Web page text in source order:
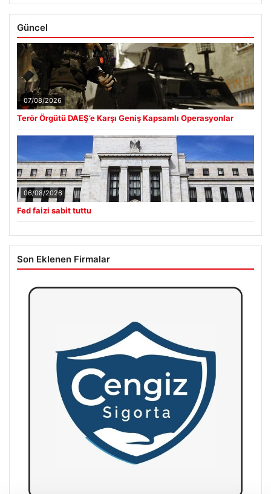
Güncel
07/08/2026
Terör Örgütü DAEŞ’e Karşı Geniş Kapsamlı Operasyonlar
06/08/2026
Fed faizi sabit tuttu
Son Eklenen Firmalar